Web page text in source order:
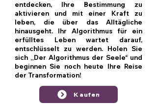
entdecken, Ihre Bestimmung zu
aktivieren und mit einer Kraft zu
leben, die über das Alltägliche
hinausgeht. Ihr Algorithmus für ein
erfülltes Leben wartet darauf,
entschlüsselt zu werden. Holen Sie
sich „Der Algorithmus der Seele“ und
beginnen Sie noch heute Ihre Reise
der Transformation!
Kaufen